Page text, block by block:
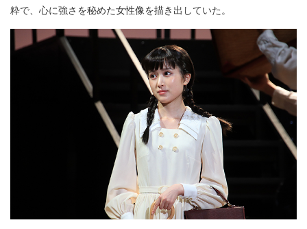
粋で、心に強さを秘めた女性像を描き出していた。